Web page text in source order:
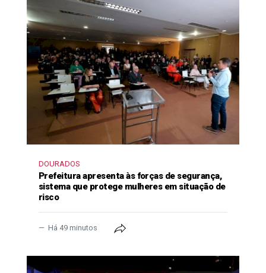
DOURADOS
Prefeitura apresenta às forças de segurança,
sistema que protege mulheres em situação de
risco
Há 49 minutos